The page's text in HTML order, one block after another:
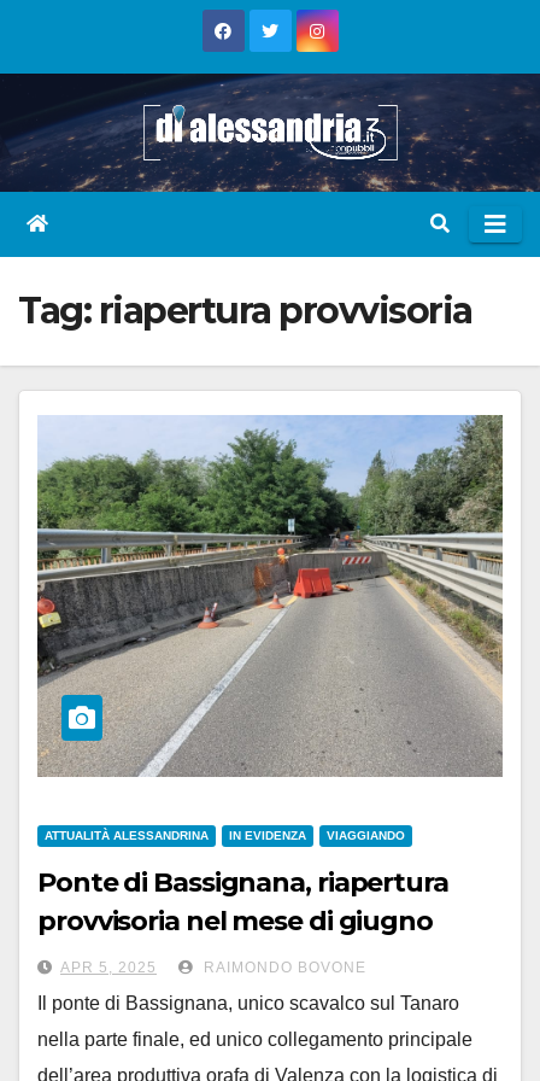
Tag: riapertura provvisoria
ATTUALITÀ ALESSANDRINA IN EVIDENZA VIAGGIANDO
Ponte di Bassignana, riapertura
provvisoria nel mese di giugno
APR 5, 2025 RAIMONDO BOVONE
Il ponte di Bassignana, unico scavalco sul Tanaro
nella parte finale, ed unico collegamento principale
dell’area produttiva orafa di Valenza con la logistica di